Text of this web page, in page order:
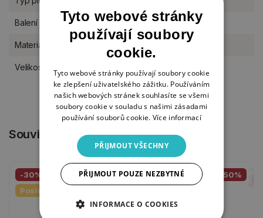
Balení kus
Materiál plast
Velikost šablony
Související produkty
-30%
Poslední kusy
-50%
Tyto webové stránky
používají soubory
cookie.
Tyto webové stránky používají soubory cookie
ke zlepšení uživatelského zážitku. Používáním
našich webových stránek souhlasíte se všemi
soubory cookie v souladu s našimi zásadami
používání souborů cookie. Více informací
PŘIJMOUT VŠECHNY
PŘIJMOUT POUZE NEZBYTNÉ
INFORMACE O COOKIES